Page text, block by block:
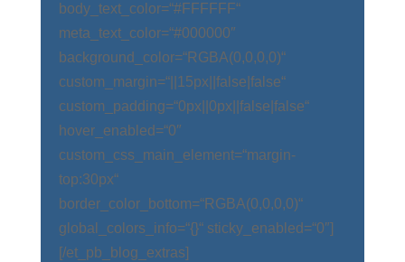
body_text_color=“#FFFFFF“
meta_text_color=“#000000″
background_color=“RGBA(0,0,0,0)“
custom_margin=“||15px||false|false“
custom_padding=“0px||0px||false|false“
hover_enabled=“0″
custom_css_main_element=“margin-
top:30px“
border_color_bottom=“RGBA(0,0,0,0)“
global_colors_info=“{}“ sticky_enabled=“0″]
[/et_pb_blog_extras]